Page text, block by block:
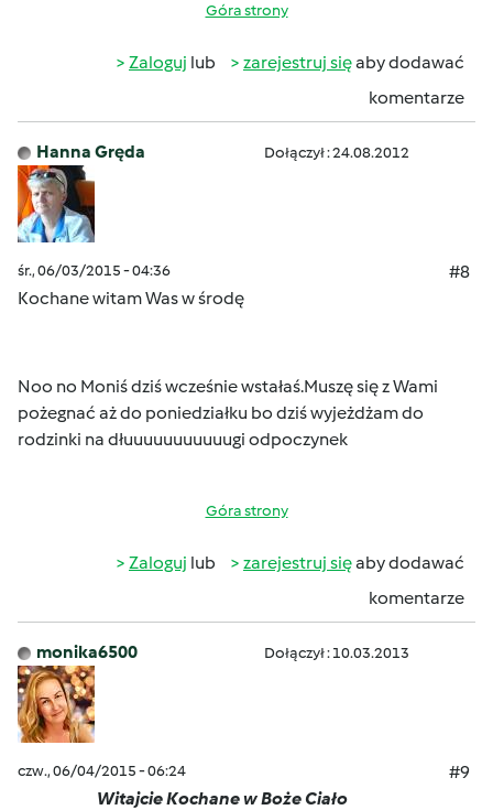
Góra strony
Zaloguj lub zarejestruj sięaby dodawać
komentarze
Hanna Gręda Dołączył : 24.08.2012
śr., 06/03/2015 - 04:36
#8
Kochane witam Was w środę
Noo no Moniś dziś wcześnie wstałaś.Muszę się z Wami
pożegnać aż do poniedziałku bo dziś wyjeżdżamdo
rodzinki na dłuuuuuuuuuuugi odpoczynek
Góra strony
Zaloguj lub zarejestruj sięaby dodawać
komentarze
monika6500 Dołączył : 10.03.2013
czw., 06/04/2015 - 06:24
#9
Witajcie Kochane w Boże Ciało